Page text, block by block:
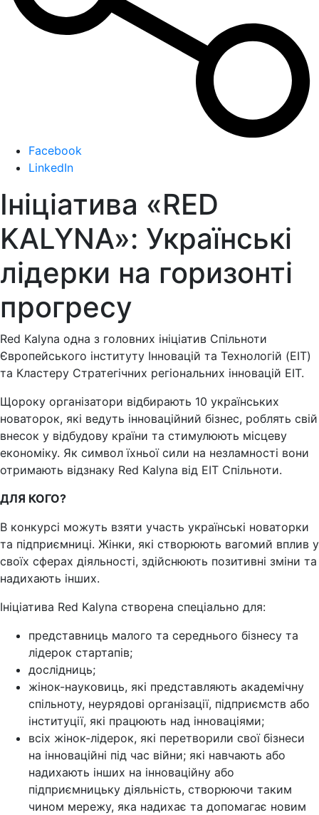
Facebook
LinkedIn
Ініціатива «RED
KALYNA»: Українські
лідерки на горизонті
прогресу
Red Kalyna одна з головних ініціатив Спільноти
Європейського інституту Інновацій та Технологій (EIT)
та Кластеру Стратегічних регіональних інновацій EIT.
Щороку організатори відбирають 10 українських
новаторок, які ведуть інноваційний бізнес, роблять свій
внесок у відбудову країни та стимулюють місцеву
економіку. Як символ їхньої сили на незламності вони
отримають відзнаку Red Kalyna від EIT Спільноти.
ДЛЯ КОГО?
В конкурсі можуть взяти участь українські новаторки
та підприємниці. Жінки, які створюють вагомий вплив у
своїх сферах діяльності, здійснюють позитивні зміни та
надихають інших.
Ініціатива Red Kalyna створена спеціально для:
представниць малого та середнього бізнесу та
лідерок стартапів;
дослідниць;
жінок-науковиць, які представляють академічну
спільноту, неурядові організації, підприємств або
інституції, які працюють над інноваціями;
всіх жінок-лідерок, які перетворили свої бізнеси
на інноваційні під час війни; які навчають або
надихають інших на інноваційну або
підприємницьку діяльність, створюючи таким
чином мережу, яка надихає та допомагає новим